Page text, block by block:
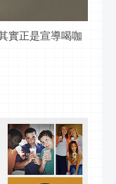
實正是宣導喝咖